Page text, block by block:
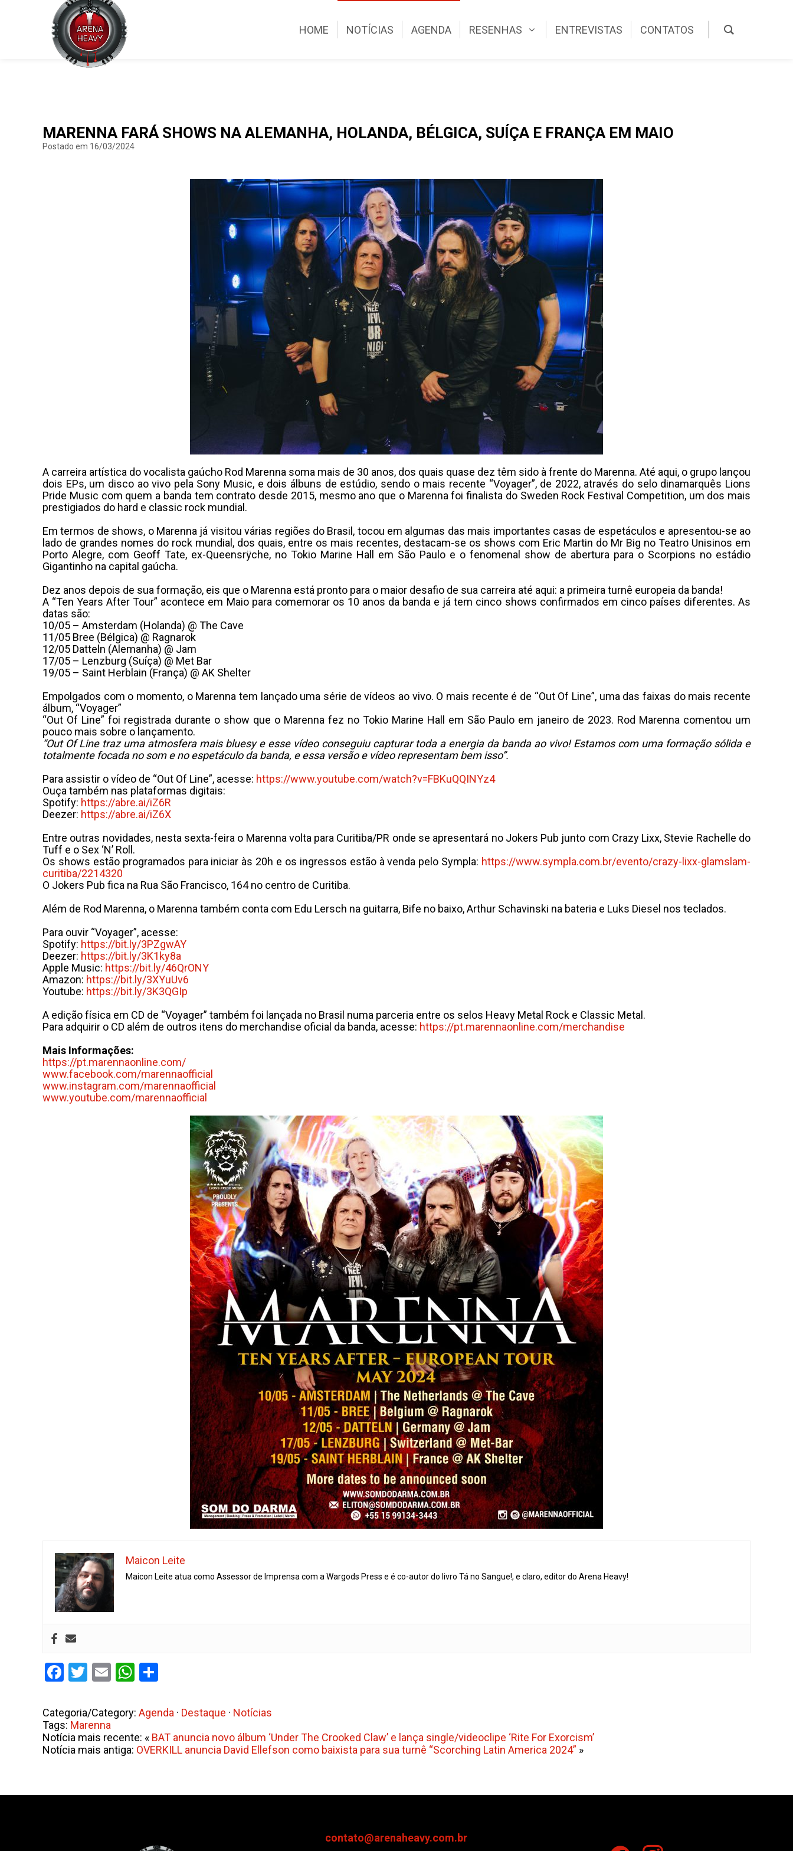
HOME NOTÍCIAS AGENDA RESENHAS ENTREVISTAS CONTATOS
MARENNA FARÁ SHOWS NA ALEMANHA, HOLANDA, BÉLGICA, SUÍÇA E FRANÇA EM MAIO
Postado em 16/03/2024
A carreira artística do vocalista gaúcho Rod Marenna soma mais de 30 anos, dos quais quase dez têm sido à frente do Marenna. Até aqui, o grupo lançou
dois EPs, um disco ao vivo pela Sony Music, e dois álbuns de estúdio, sendo o mais recente “Voyager”, de 2022, através do selo dinamarquês Lions
Pride Music com quem a banda tem contrato desde 2015, mesmo ano que o Marenna foi finalista do Sweden Rock Festival Competition, um dos mais
prestigiados do hard e classic rock mundial.
Em termos de shows, o Marenna já visitou várias regiões do Brasil, tocou em algumas das mais importantes casas de espetáculos e apresentou-se ao
lado de grandes nomes do rock mundial, dos quais, entre os mais recentes, destacam-se os shows com Eric Martin do Mr Big no Teatro Unisinos em
Porto Alegre, com Geoff Tate, ex-Queensrÿche, no Tokio Marine Hall em São Paulo e o fenomenal show de abertura para o Scorpions no estádio
Gigantinho na capital gaúcha.
Dez anos depois de sua formação, eis que o Marenna está pronto para o maior desafio de sua carreira até aqui: a primeira turnê europeia da banda!
A “Ten Years After Tour” acontece em Maio para comemorar os 10 anos da banda e já tem cinco shows confirmados em cinco países diferentes. As
datas são:
10/05 – Amsterdam (Holanda) @ The Cave
11/05 Bree (Bélgica) @ Ragnarok
12/05 Datteln (Alemanha) @ Jam
17/05 – Lenzburg (Suíça) @ Met Bar
19/05 – Saint Herblain (França) @ AK Shelter
Empolgados com o momento, o Marenna tem lançado uma série de vídeos ao vivo. O mais recente é de “Out Of Line”, uma das faixas do mais recente
álbum, “Voyager”
“Out Of Line” foi registrada durante o show que o Marenna fez no Tokio Marine Hall em São Paulo em janeiro de 2023. Rod Marenna comentou um
pouco mais sobre o lançamento.
“Out Of Line traz uma atmosfera mais bluesy e esse vídeo conseguiu capturar toda a energia da banda ao vivo! Estamos com uma formação sólida e
totalmente focada no som e no espetáculo da banda, e essa versão e vídeo representam bem isso”.
Para assistir o vídeo de “Out Of Line”, acesse: https://www.youtube.com/watch?v=FBKuQQINYz4
Ouça também nas plataformas digitais:
Spotify: https://abre.ai/iZ6R
Deezer: https://abre.ai/iZ6X
Entre outras novidades, nesta sexta-feira o Marenna volta para Curitiba/PR onde se apresentará no Jokers Pub junto com Crazy Lixx, Stevie Rachelle do
Tuff e o Sex ‘N’ Roll.
Os shows estão programados para iniciar às 20h e os ingressos estão à venda pelo Sympla: https://www.sympla.com.br/evento/crazy-lixx-glamslam-
curitiba/2214320
O Jokers Pub fica na Rua São Francisco, 164 no centro de Curitiba.
Além de Rod Marenna, o Marenna também conta com Edu Lersch na guitarra, Bife no baixo, Arthur Schavinski na bateria e Luks Diesel nos teclados.
Para ouvir “Voyager”, acesse:
Spotify: https://bit.ly/3PZgwAY
Deezer: https://bit.ly/3K1ky8a
Apple Music: https://bit.ly/46QrONY
Amazon: https://bit.ly/3XYuUv6
Youtube: https://bit.ly/3K3QGIp
A edição física em CD de “Voyager” também foi lançada no Brasil numa parceria entre os selos Heavy Metal Rock e Classic Metal.
Para adquirir o CD além de outros itens do merchandise oficial da banda, acesse: https://pt.marennaonline.com/merchandise
Mais Informações:
https://pt.marennaonline.com/
www.facebook.com/marennaofficial
www.instagram.com/marennaofficial
www.youtube.com/marennaofficial
Maicon Leite
Maicon Leite atua como Assessor de Imprensa com a Wargods Press e é co-autor do livro Tá no Sangue!, e claro, editor do Arena Heavy!
Facebook
Twitter
EmailWhatsApp
Categoria/Category: Agenda · Destaque · Notícias
Tags: Marenna
Notícia mais recente: « BAT anuncia novo álbum ‘Under The Crooked Claw’ e lança single/videoclipe ‘Rite For Exorcism’
Notícia mais antiga: OVERKILL anuncia David Ellefson como baixista para sua turnê “Scorching Latin America 2024” »
contato@arenaheavy.com.br